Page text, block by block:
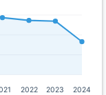
2022 2023 2024